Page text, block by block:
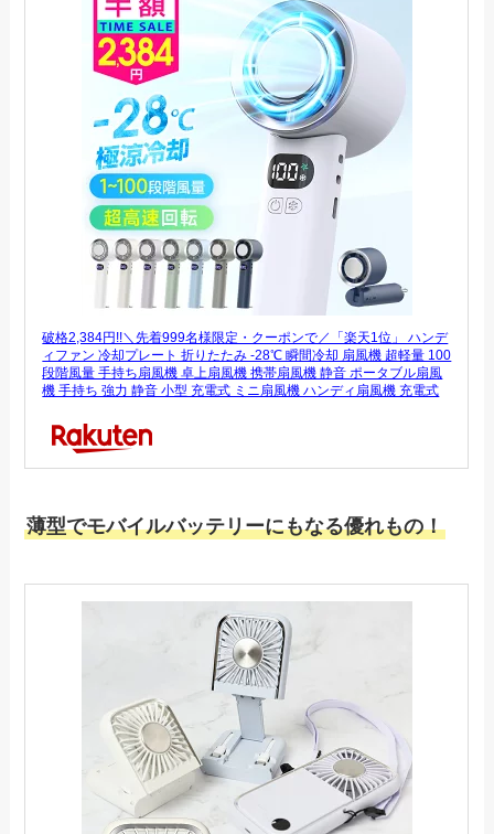
破格2,384円!!＼先着999名様限定・クーポンで／「楽天1位」 ハンデ
ィファン 冷却プレート 折りたたみ -28℃ 瞬間冷却 扇風機 超軽量 100
段階風量 手持ち扇風機 卓上扇風機 携帯扇風機 静音 ポータブル扇風
機 手持ち 強力 静音 小型 充電式 ミニ扇風機 ハンディ扇風機 充電式
薄型でモバイルバッテリーにもなる優れもの！